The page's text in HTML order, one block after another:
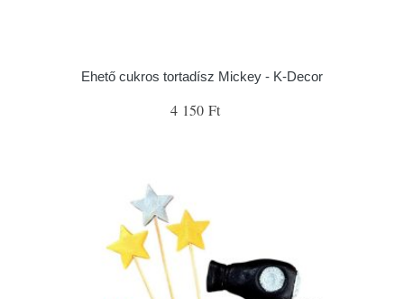
Ehető cukros tortadísz Mickey - K-Decor
4 150 Ft